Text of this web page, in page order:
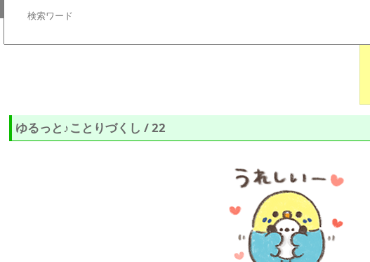
ゆるっと♪ことりづくし / 22